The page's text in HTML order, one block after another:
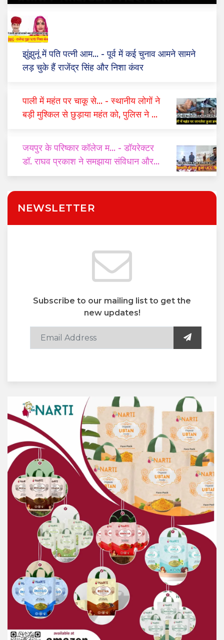
झुंझुनूं में पति पत्नी आम... - पूर्व में कई चुनाव आमने सामने
लड़ चुके हैं राजेंद्र सिंह और निशा कंवर
पाली में महंत पर चाकू से... - स्थानीय लोगों ने
बड़ी मुश्किल से छुड़ाया महंत को, पुलिस ने दो
जयपुर के परिष्कार कॉलेज म... - डॉयरेक्टर
डॉ. राघव प्रकाश ने समझाया संविधान और
यूसीसी का महत्व
NEWSLETTER
Subscribe to our mailing list to get the
new updates!